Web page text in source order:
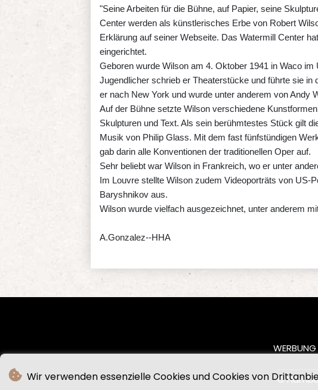
Wir verwenden essenzielle Cookies und Cookies von
"Seine Arbeiten für die Bühne, auf Papier, seine
Center werden als künstlerisches Erbe von Robert
Erklärung auf seiner Webseite. Das Watermill Center
eingerichtet.
Geboren wurde Wilson am 4. Oktober 1941 in Waco
Jugendlicher schrieb er Theaterstücke und führte sie in
er nach New York und wurde unter anderem von Andy
Auf der Bühne setzte Wilson verschiedene
Skulpturen und Text. Als sein berühmtestes Stück gilt
Musik von Philip Glass. Mit dem fast fünfstündigen
gab darin alle Konventionen der traditionellen Oper auf.
Sehr beliebt war Wilson in Frankreich, wo er unter
Im Louvre stellte Wilson zudem Videoporträts von US-
Baryshnikov aus.
Wilson wurde vielfach ausgezeichnet, unter anderem
A.Gonzalez--HHA
WERBUNG
©